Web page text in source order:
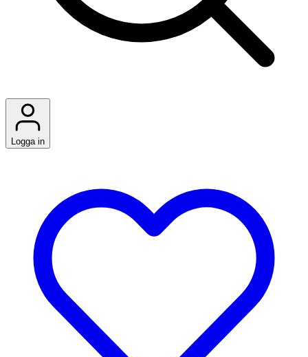
Logga in